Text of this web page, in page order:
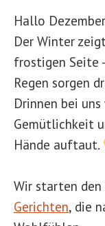
Hallo
Der Winter
frostigen Seite
Regen sorgen
Drinnen bei
Gemütlichkeit
Hände auftaut.
Wir starten
Gerichten, die